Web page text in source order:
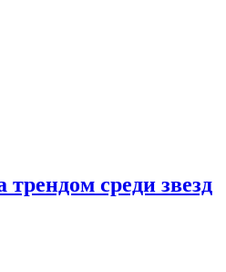
среди звезд